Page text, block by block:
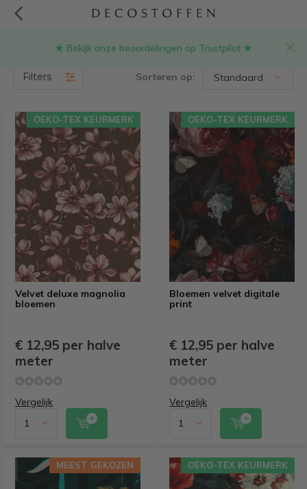
★ Bekijk onze beoordelingen op Trustpilot ★
Lampenkap stof(354)
Filters Sorteren op:
Velvet deluxe magnolia
bloemen
OEKO-TEX KEURMERK
€ 12,95 per halve
meter
Vergelijk
Bloemen velvet digitale
print
OEKO-TEX KEURMERK
€ 12,95 per halve
meter
Vergelijk
MEEST GEKOZEN OEKO-TEX KEURMERK